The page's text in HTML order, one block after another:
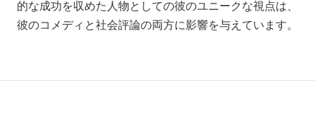
的な成功を収めた人物としての彼のユニークな視点は、
彼のコメディと社会評論の両方に影響を与えています。